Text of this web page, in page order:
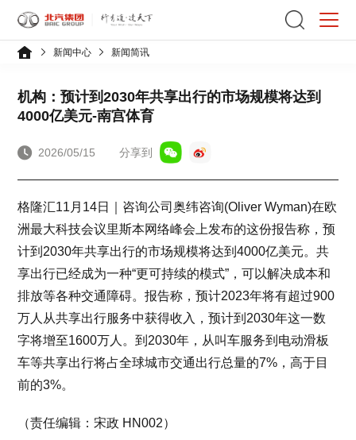
新闻中心 新闻简讯
机构：预计到2030年共享出行的市场规模将达到
4000亿美元-南宫体育
2026/05/15 分享到
格隆汇11月14日｜咨询公司奥纬咨询(Oliver Wyman)在欧
洲最大科技会议里斯本网络峰会上发布的这份报告称，预
计到2030年共享出行的市场规模将达到4000亿美元。共
享出行已经成为一种“更可持续的模式”，可以解决成本和
排放等各种交通障碍。报告称，预计2023年将有超过900
万人从共享出行服务中获得收入，预计到2030年这一数
字将增至1600万人。到2030年，从叫车服务到电动滑板
车等共享出行将占全球城市交通出行总量的7%，高于目
前的3%。
（责任编辑：宋政 HN002）